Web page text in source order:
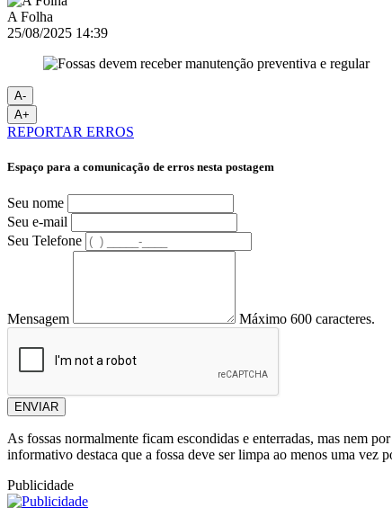
A Folha
25/08/2025 14:39
A-
A+
REPORTAR ERROS
Espaço para a comunicação de erros nesta postagem
Seu nome
Seu e-mail
Seu Telefone
Mensagem Máximo 600 caracteres.
ENVIAR
As fossas normalmente ficam escondidas e enterradas, mas nem
informativo destaca que a fossa deve ser limpa ao menos uma vez
Publicidade